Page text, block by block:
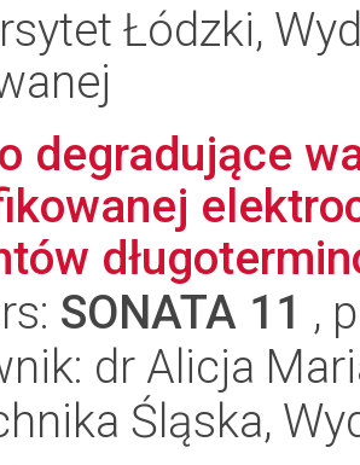
Łódzki,
degradujące
SONATA 11 ,
dr Alicja
Śląska,